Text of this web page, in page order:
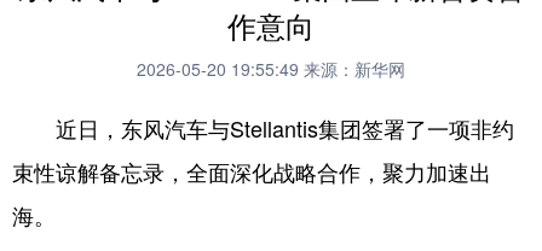
思客智库 全球连线
科创 量子
文化 书画 健康 军事
访谈 视频 图片 政务
作意向
2026-05-20 19:55:49 来源：新华网
近日，东风汽车与Stellantis集团签署了一项非约
束性谅解备忘录，全面深化战略合作，聚力加速出
海。